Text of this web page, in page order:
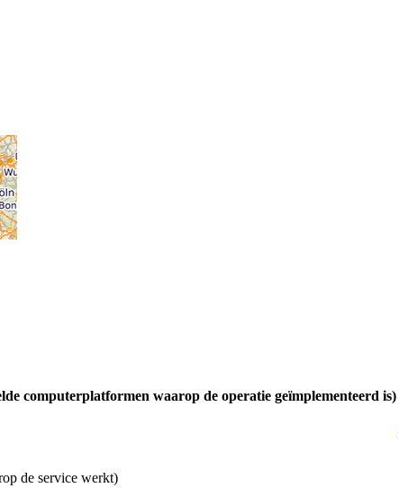
computerplatformen waarop de operatie geïmplementeerd is)
de service werkt)